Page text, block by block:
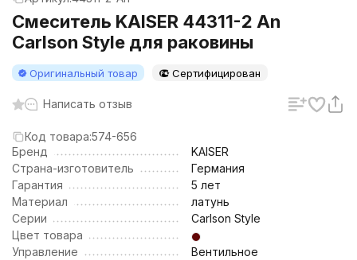
Смеситель KAISER 44311-2 An
Carlson Style для раковины
Оригинальный товар Сертифицирован
Написать отзыв
Код товара:574-656
Бренд
KAISER
Страна-изготовитель
Германия
Гарантия
5 лет
Материал
латунь
Серии
Carlson Style
Цвет товара
Управление
Вентильное